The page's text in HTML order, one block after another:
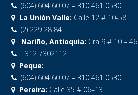
(604) 604 60 07 – 310 461 0530
La Unión Valle: Calle 12 # 10-58
(2) 229 28 84
Nariño, Antioquia: Cra 9 # 10 – 46
312 7302112
Peque:
(604) 604 60 07 – 310 461 0530
Pereira: Calle 35 # 06–13